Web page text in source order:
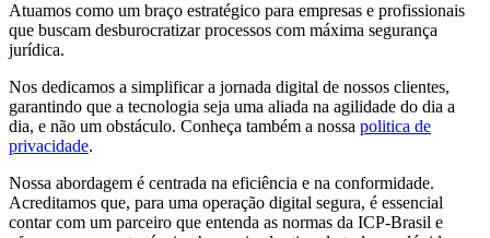
Atuamos como um braço estratégico para empresas e profissionais
que buscam desburocratizar processos com máxima segurança
jurídica.
Nos dedicamos a simplificar a jornada digital de nossos clientes,
garantindo que a tecnologia seja uma aliada na agilidade do dia a
dia, e não um obstáculo. Conheça também a nossa politica de
privacidade.
Nossa abordagem é centrada na eficiência e na conformidade.
Acreditamos que, para uma operação digital segura, é essencial
contar com um parceiro que entenda as normas da ICP-Brasil e